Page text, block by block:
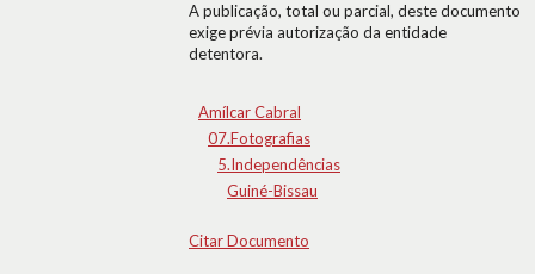
A publicação, total ou parcial, deste documento
exige prévia autorização da entidade
detentora.
Amílcar Cabral
07.Fotografias
5.Independências
Guiné-Bissau
Citar Documento